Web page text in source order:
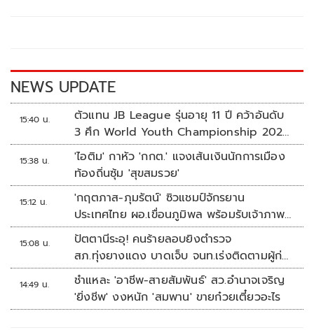
k k
NEWS UPDATE
15:40 น.
ตัวแทน JB League รุ่นอายุ 11 ปี คว้าอันดับ
3 ศึก World Youth Championship 2026
ที่สิงคโปร์
15:38 น.
'ไอติม' กาหัว 'กกต.' แจงเส้นเงินนักการเมือง
ท้องถิ่นซุ้ม 'สุขสมรวย'
15:12 น.
'กฤตภาส-ภุมรัตน์' ซิวแชมป์จักรยาน
ประเทศไทย ผอ.เขื่อนภูมิพล พร้อมรับเจ้าภาพ
ต่อ ปี 2570
15:08 น.
ปัตตานีระอุ! คนร้ายลอบยิงตำรวจ
สภ.ทุ่งยางแดง บาดเจ็บ จนท.เร่งติดตามผู้ก่อ
เหตุ
14:49 น.
ชำแหละ 'อาชีพ-สายสัมพันธ์' สว.อำนาจเจริญ
'ยิ่งชีพ' งงหนัก 'สมพาน' ขายก๋วยเตี๋ยวอะไร